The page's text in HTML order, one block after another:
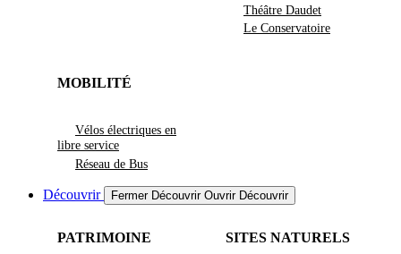
Théâtre Daudet
Le Conservatoire
MOBILITÉ
Vélos électriques en
libre service
Réseau de Bus
Découvrir Fermer Découvrir Ouvrir Découvrir
PATRIMOINE SITES NATURELS